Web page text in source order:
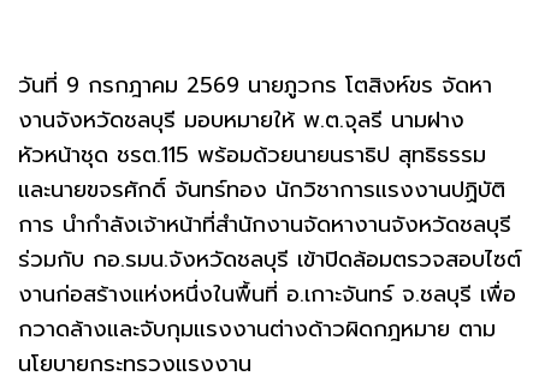
วันที่ 9 กรกฎาคม 2569 นายภูวกร โตสิงห์ขร จัดหา
งานจังหวัดชลบุรี มอบหมายให้ พ.ต.จุลรี นามฝาง
หัวหน้าชุด ชรต.115 พร้อมด้วยนายนราธิป สุทธิธรรม
และนายขจรศักดิ์ จันทร์ทอง นักวิชาการแรงงานปฏิบัติ
การ นำกำลังเจ้าหน้าที่สำนักงานจัดหางานจังหวัดชลบุรี
ร่วมกับ กอ.รมน.จังหวัดชลบุรี เข้าปิดล้อมตรวจสอบไซต์
งานก่อสร้างแห่งหนึ่งในพื้นที่ อ.เกาะจันทร์ จ.ชลบุรี เพื่อ
กวาดล้างและจับกุมแรงงานต่างด้าวผิดกฎหมาย ตาม
นโยบายกระทรวงแรงงาน